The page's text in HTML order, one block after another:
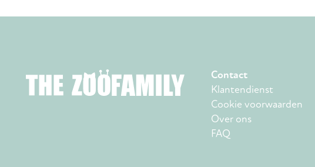
Contact
Klantendienst
Cookie voorwaarden
Over ons
FAQ